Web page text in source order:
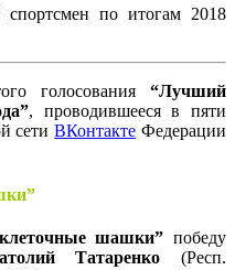
голосования “Лучший
, проводившееся в пяти
сетиВКонтакте Федерации
шашки”победу
Татаренко (Респ.